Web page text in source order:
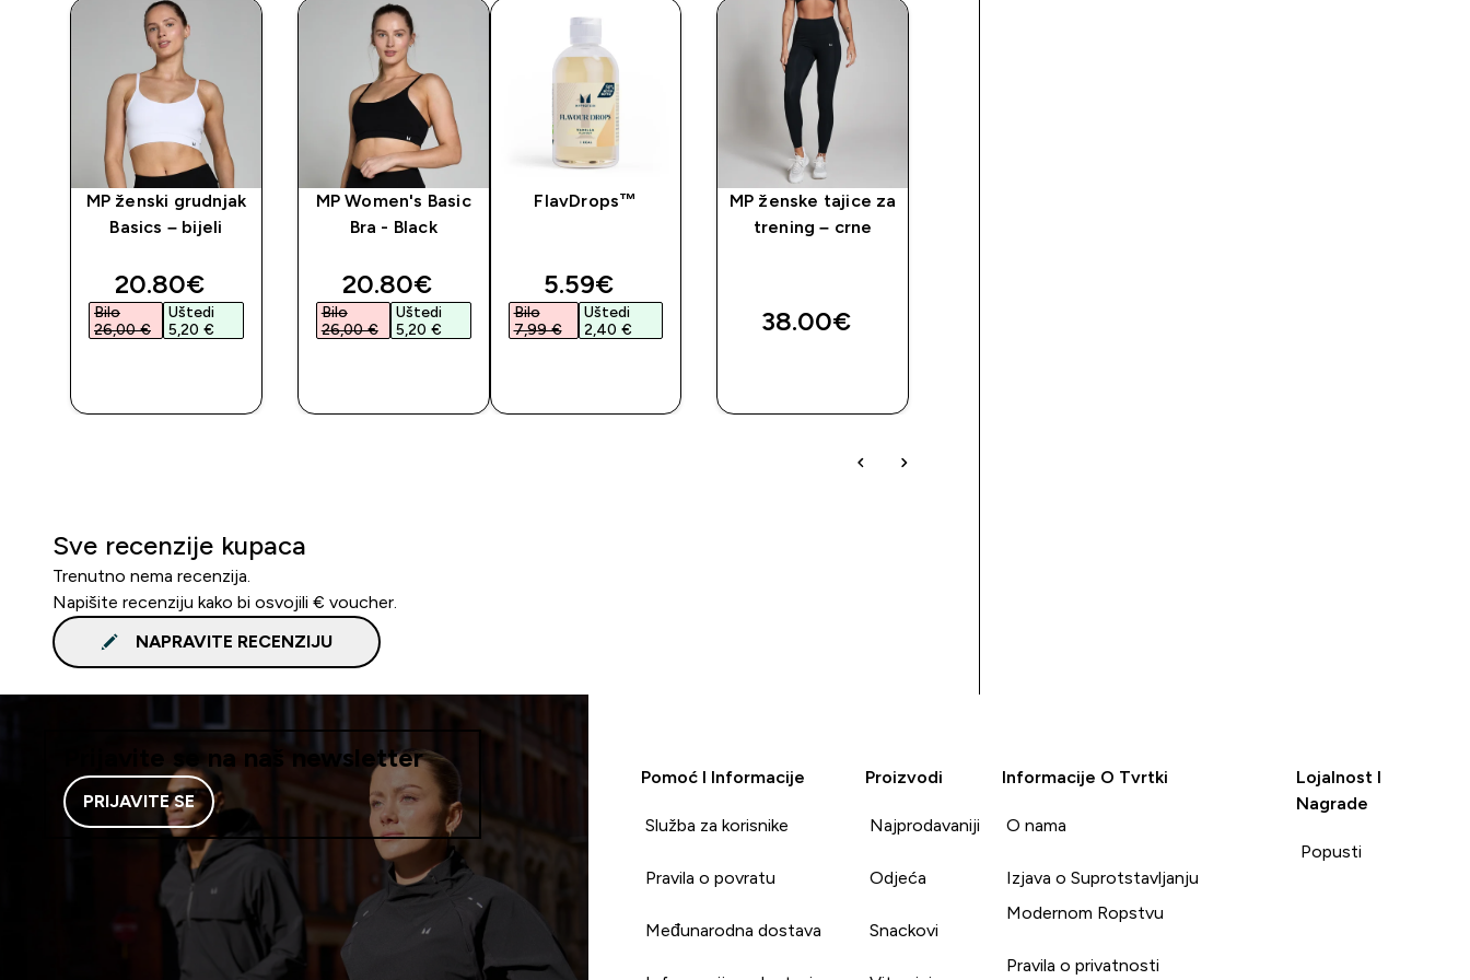
MP ženski grudnjak
Basics – bijeli
discounted price
20.80€‎
Bilo
26,00 €‎
Uštedi
5,20 €‎
MP Women's Basic
Bra - Black
discounted price
20.80€‎
Bilo
26,00 €‎
Uštedi
5,20 €‎
FlavDrops™
discounted price
5.59€‎
Bilo
7,99 €‎
Uštedi
2,40 €‎
MP ženske tajice za
trening – crne
38.00€‎
Sve recenzije kupaca
Trenutno nema recenzija.
Napišite recenziju kako bi osvojili € voucher.
NAPRAVITE RECENZIJU
Prijavite se na naš newsletter
PRIJAVITE SE
Pomoć I Informacije
Služba za korisnike
Pravila o povratu
Međunarodna dostava
Proizvodi
Najprodavaniji
Odjeća
Snackovi
Informacije O Tvrtki
O nama
Izjava o Suprotstavljanju
Modernom Ropstvu
Pravila o privatnosti
Lojalnost I
Nagrade
Popusti